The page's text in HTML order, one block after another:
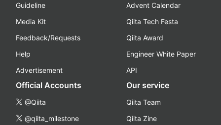
Guideline
Media Kit
Feedback/Requests
Help
Advertisement
Advent Calendar
Qiita Tech Festa
Qiita Award
Engineer White Paper
API
Official Accounts
@Qiita
@qiita_milestone
Our service
Qiita Team
Qiita Zine